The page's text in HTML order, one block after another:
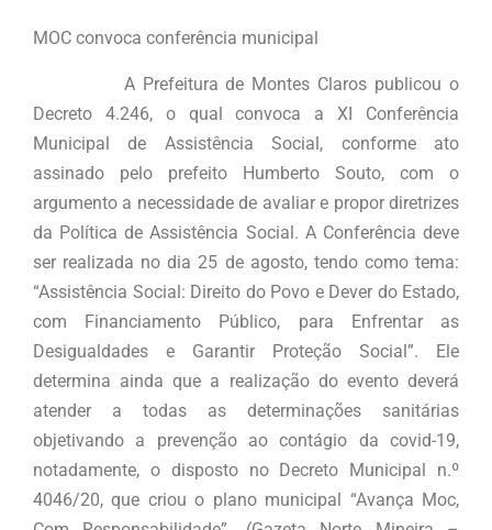
MOC convoca conferência municipal
A Prefeitura de Montes Claros publicou o
Decreto 4.246, o qual convoca a XI Conferência
Municipal de Assistência Social, conforme ato
assinado pelo prefeito Humberto Souto, com o
argumento a necessidade de avaliar e propor diretrizes
da Política de Assistência Social. A Conferência deve
ser realizada no dia 25 de agosto, tendo como tema:
“Assistência Social: Direito do Povo e Dever do Estado,
com Financiamento Público, para Enfrentar as
Desigualdades e Garantir Proteção Social”. Ele
determina ainda que a realização do evento deverá
atender a todas as determinações sanitárias
objetivando a prevenção ao contágio da covid-19,
notadamente, o disposto no Decreto Municipal n.º
4046/20, que criou o plano municipal “Avança Moc,